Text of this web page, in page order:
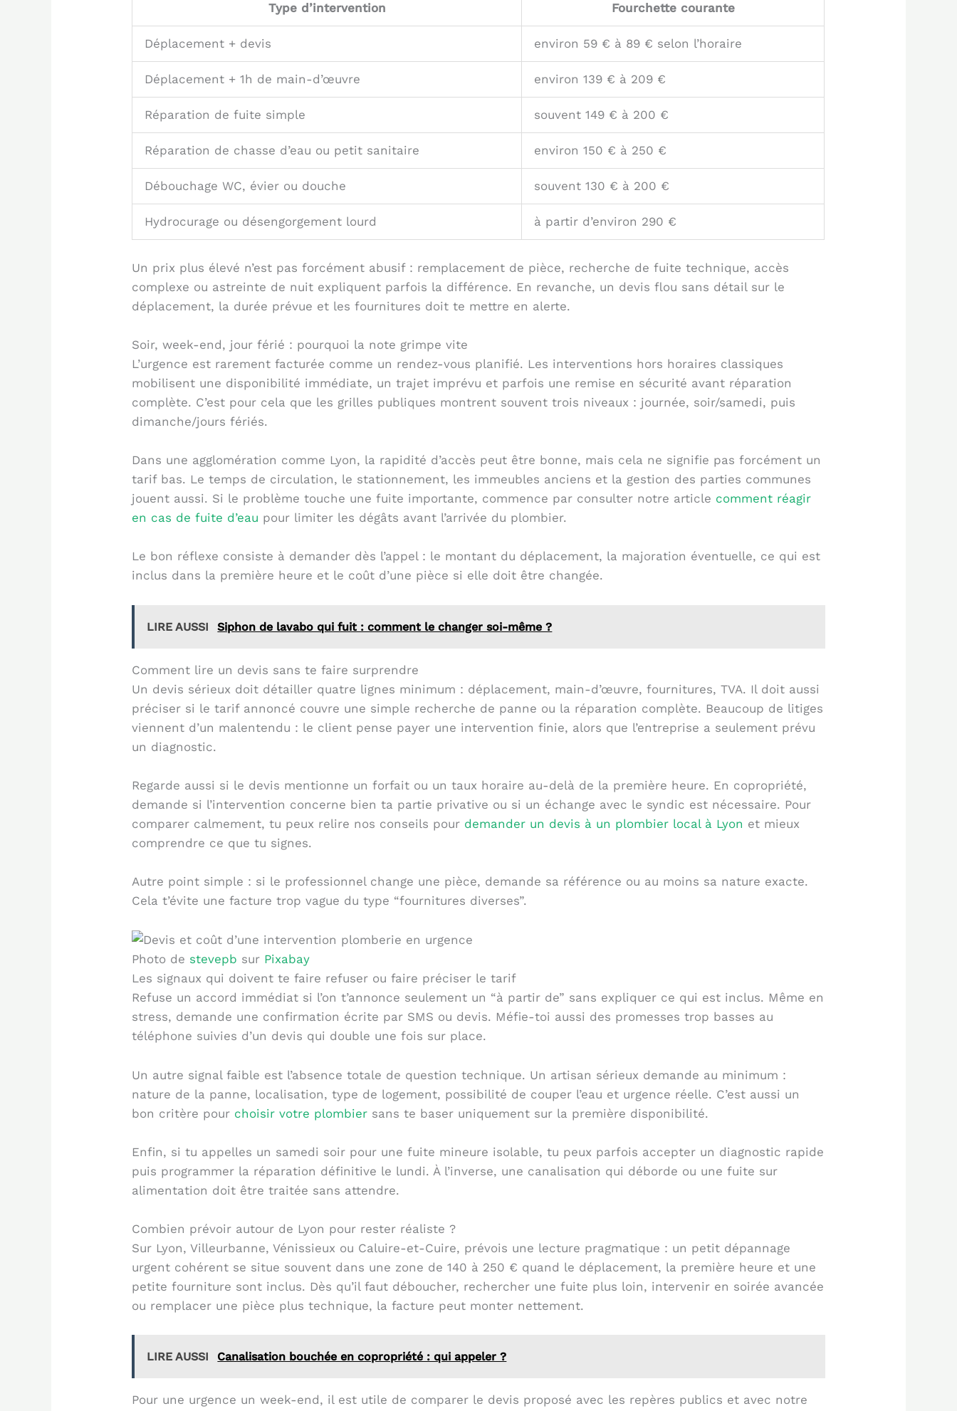
Type d’intervention Fourchette courante
Déplacement + devis environ 59 € à 89 € selon l’horaire
Déplacement + 1h de main-d’œuvre environ 139 € à 209 €
Réparation de fuite simple souvent 149 € à 200 €
Réparation de chasse d’eau ou petit sanitaire environ 150 € à 250 €
Débouchage WC, évier ou douche souvent 130 € à 200 €
Hydrocurage ou désengorgement lourd à partir d’environ 290 €
Un prix plus élevé n’est pas forcément abusif : remplacement de pièce, recherche de fuite technique, accès
complexe ou astreinte de nuit expliquent parfois la différence. En revanche, un devis flou sans détail sur le
déplacement, la durée prévue et les fournitures doit te mettre en alerte.
Soir, week-end, jour férié : pourquoi la note grimpe vite
L’urgence est rarement facturée comme un rendez-vous planifié. Les interventions hors horaires classiques
mobilisent une disponibilité immédiate, un trajet imprévu et parfois une remise en sécurité avant réparation
complète. C’est pour cela que les grilles publiques montrent souvent trois niveaux : journée, soir/samedi, puis
dimanche/jours fériés.
Dans une agglomération comme Lyon, la rapidité d’accès peut être bonne, mais cela ne signifie pas forcément un
tarif bas. Le temps de circulation, le stationnement, les immeubles anciens et la gestion des parties communes
jouent aussi. Si le problème touche une fuite importante, commence par consulter notre article comment réagir
en cas de fuite d’eau pour limiter les dégâts avant l’arrivée du plombier.
Le bon réflexe consiste à demander dès l’appel : le montant du déplacement, la majoration éventuelle, ce qui est
inclus dans la première heure et le coût d’une pièce si elle doit être changée.
LIRE AUSSI Siphon de lavabo qui fuit : comment le changer soi-même ?
Comment lire un devis sans te faire surprendre
Un devis sérieux doit détailler quatre lignes minimum : déplacement, main-d’œuvre, fournitures, TVA. Il doit aussi
préciser si le tarif annoncé couvre une simple recherche de panne ou la réparation complète. Beaucoup de litiges
viennent d’un malentendu : le client pense payer une intervention finie, alors que l’entreprise a seulement prévu
un diagnostic.
Regarde aussi si le devis mentionne un forfait ou un taux horaire au-delà de la première heure. En copropriété,
demande si l’intervention concerne bien ta partie privative ou si un échange avec le syndic est nécessaire. Pour
comparer calmement, tu peux relire nos conseils pour demander un devis à un plombier local à Lyon et mieux
comprendre ce que tu signes.
Autre point simple : si le professionnel change une pièce, demande sa référence ou au moins sa nature exacte.
Cela t’évite une facture trop vague du type “fournitures diverses”.
Photo de stevepb sur Pixabay
Les signaux qui doivent te faire refuser ou faire préciser le tarif
Refuse un accord immédiat si l’on t’annonce seulement un “à partir de” sans expliquer ce qui est inclus. Même en
stress, demande une confirmation écrite par SMS ou devis. Méfie-toi aussi des promesses trop basses au
téléphone suivies d’un devis qui double une fois sur place.
Un autre signal faible est l’absence totale de question technique. Un artisan sérieux demande au minimum :
nature de la panne, localisation, type de logement, possibilité de couper l’eau et urgence réelle. C’est aussi un
bon critère pour choisir votre plombier sans te baser uniquement sur la première disponibilité.
Enfin, si tu appelles un samedi soir pour une fuite mineure isolable, tu peux parfois accepter un diagnostic rapide
puis programmer la réparation définitive le lundi. À l’inverse, une canalisation qui déborde ou une fuite sur
alimentation doit être traitée sans attendre.
Combien prévoir autour de Lyon pour rester réaliste ?
Sur Lyon, Villeurbanne, Vénissieux ou Caluire-et-Cuire, prévois une lecture pragmatique : un petit dépannage
urgent cohérent se situe souvent dans une zone de 140 à 250 € quand le déplacement, la première heure et une
petite fourniture sont inclus. Dès qu’il faut déboucher, rechercher une fuite plus loin, intervenir en soirée avancée
ou remplacer une pièce plus technique, la facture peut monter nettement.
LIRE AUSSI Canalisation bouchée en copropriété : qui appeler ?
Pour une urgence un week-end, il est utile de comparer le devis proposé avec les repères publics et avec notre